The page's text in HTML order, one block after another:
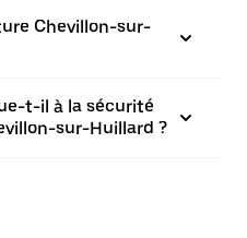
Chevillon-sur-
t-il à la sécurité
sur-Huillard ?